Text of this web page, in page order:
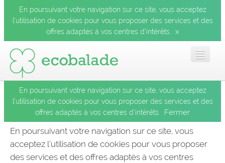
En poursuivant votre navigation sur ce site, vous acceptez
l’utilisation de cookies pour vous proposer des services et des
offres adaptés à vos centres d’intérêts.
x
Accueil
Les balades
Les espèces
En poursuivant votre navigation sur ce site, vous acceptez
l’utilisation de cookies pour vous proposer des services et des
offres adaptés à vos centres d’intérêts.
Fermer
En poursuivant votre navigation sur ce site, vous
acceptez l’utilisation de cookies pour vous proposer
des services et des offres adaptés à vos centres